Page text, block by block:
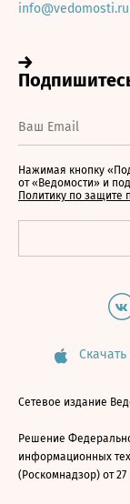
info@vedomosti.ru
Нажимая кнопку
от «Ведомости» и
Политику по защите
Сетевое издание
Решение
информационных
(Роскомнадзор) от